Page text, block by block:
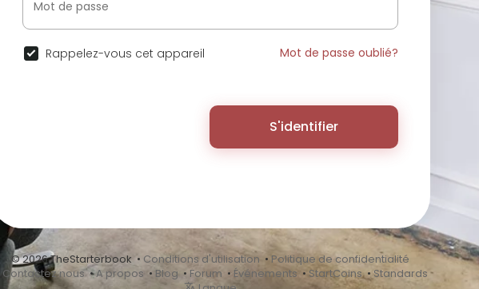
Rappelez-vous cet appareil Mot de passe oublié?
S'identifier
© 2026 TheStarterbook • Conditions d'utilisation • Politique de confidentialité
•Contactez nous•A propos•Blog • Forum • Événements • StartCoins•Standards